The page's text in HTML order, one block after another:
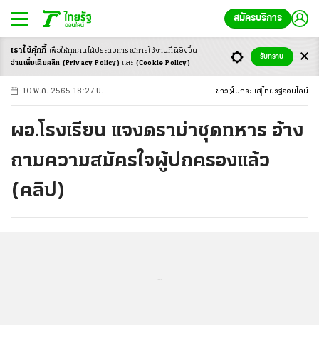
สมัครบริการ
-ก ก ก+
10 พ.ค. 2565 18:27 น. ข่าว ในกระแส ไทยรัฐออนไลน์
ผอ.โรงเรียน แจงดราม่าชุดทหาร อ้าง
ถามความสมัครใจผู้ปกครองแล้ว
(คลิป)
เราใช้คุ้กกี้ เพื่อให้ทุกคนได้ประสบการณ์การใช้งานที่ดียิ่งขึ้น
อ่านเพิ่มเติมคลิก (Privacy Policy) และ (Cookie Policy)
รับทราบ